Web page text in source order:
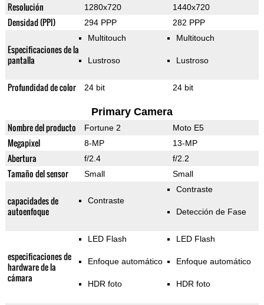
Resolución 1280x720 1440x720
Densidad (PPI) 294 PPP 282 PPP
Especificaciones de la
pantalla
Multitouch
Lustroso
Multitouch
Lustroso
Profundidad de color 24 bit 24 bit
Primary Camera
Nombre del producto Fortune 2 Moto E5
Megapixel 8-MP 13-MP
Abertura f/2.4 f/2.2
Tamaño del sensor Small Small
capacidades de
autoenfoque
Contraste
Contraste
Detección de Fase
especificaciones de
hardware de la
cámara
LED Flash
Enfoque automático
HDR foto
LED Flash
Enfoque automático
HDR foto